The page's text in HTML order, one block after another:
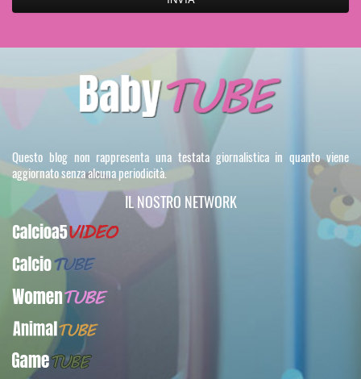
Questo blog non rappresenta una testata giornalistica in quanto viene
aggiornato senza alcuna periodicità.
IL NOSTRO NETWORK
Calcioa5Video